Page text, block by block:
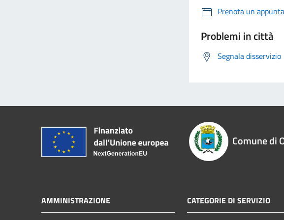
Prenota un
Problemi in città
Segnala disservizio
Comune di
AMMINISTRAZIONE CATEGORIE DI SERVIZIO